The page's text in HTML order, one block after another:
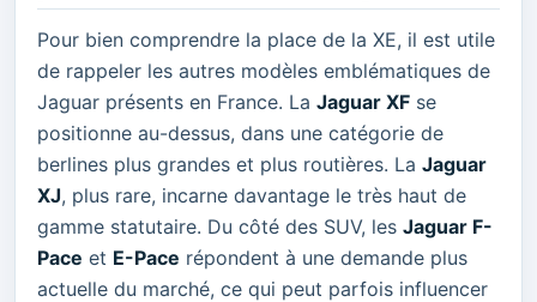
Pour bien comprendre la place de la XE, il est utile
de rappeler les autres modèles emblématiques de
Jaguar présents en France. La Jaguar XF se
positionne au-dessus, dans une catégorie de
berlines plus grandes et plus routières. La Jaguar
XJ, plus rare, incarne davantage le très haut de
gamme statutaire. Du côté des SUV, les Jaguar F-
Pace et E-Pace répondent à une demande plus
actuelle du marché, ce qui peut parfois influencer